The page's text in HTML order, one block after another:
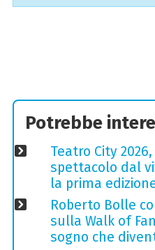
Potrebbe
Teatro City
spettacolo dal
la prima
Roberto Bolle
sulla Walk of
sogno che